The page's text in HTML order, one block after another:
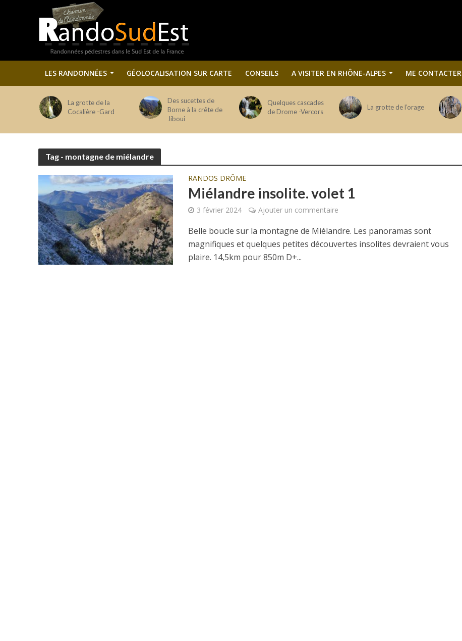
LES RANDONNÉES GÉOLOCALISATION SUR CARTE CONSEILS A VISITER EN RHÔNE-ALPES ME CONTACTER
La grotte de la
Cocalière -Gard
Des sucettes de
Borne à la crête de
Jiboui
Quelques cascades
de Drome -Vercors
La grotte de l’orage
Tag - montagne de miélandre
RANDOS DRÔME
Miélandre insolite. volet 1
3 février 2024 Ajouter un commentaire
Belle boucle sur la montagne de Miélandre. Les panoramas sont
magnifiques et quelques petites découvertes insolites devraient vous
plaire. 14,5km pour 850m D+...